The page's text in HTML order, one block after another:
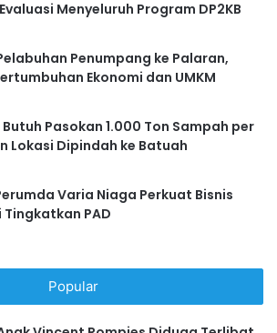
Menyeluruh Program DP2KB
Penumpang ke Palaran,
Ekonomi dan UMKM
Pasokan 1.000 Ton Sampah per
Lokasi Dipindah ke Batuah
Varia Niaga Perkuat Bisnis
PAD
Popular